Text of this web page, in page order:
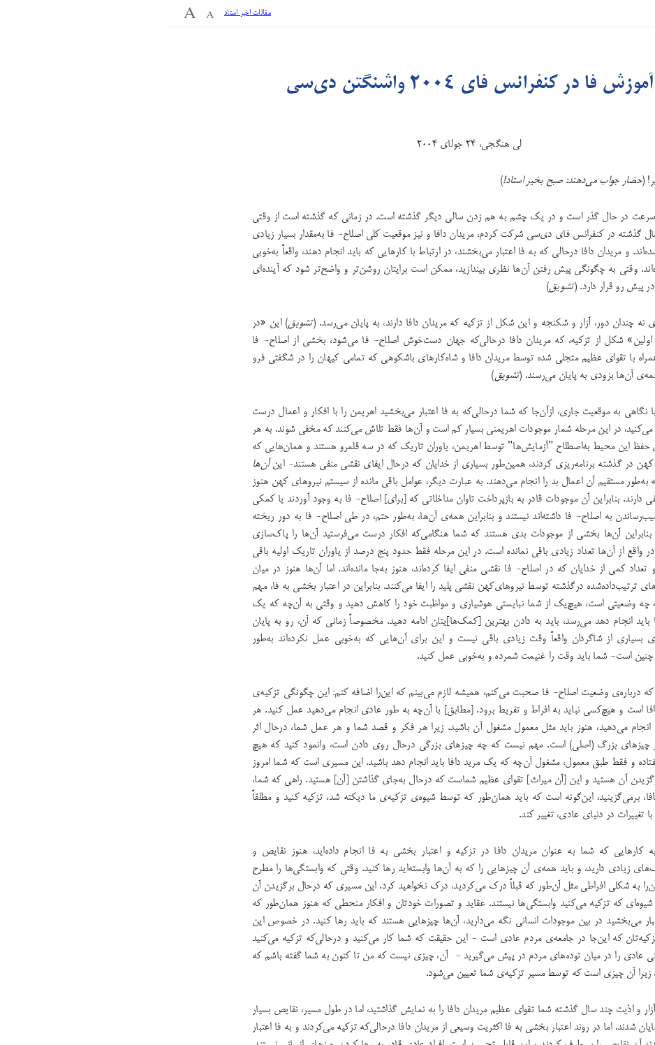
مقالات اخیر استاد
آموزش فا در کنفرانس فای ۲۰۰۴ واشنگتن دی‌سی
لی هنگجی، ۲۴ جولای ‏۲۰۰۴‏‏
(حضار جواب می‌دهند: صبح بخیر استاد!)
سرعت در حال گذر است و در یک چشم به هم زدن سالی ‌دیگر گذشته است. در زمانی که گذشته است از وقتی
گذشته در کنفرانس فای دی‌سی شرکت کردم، مریدان دافا و نیز موقعیت کلی اصلاح- فا به‌مقدار بسیار زیادی
و مریدان دافا درحالی که به فا اعتبار می‌بخشند، در ارتباط با کارهایی که باید انجام دهند، واقعاً به‌خوبی
وقتی به چگونگی پیش رفتن آن‌ها نظری بیندازید، ممکن است برایتان روشن‌تر و واضح‌تر شود که آینده‌‌ای
پیش رو قرار دارد. (تشویق)
نه چندان دور، آزار و شکنجه و این شکل از تزکیه که مریدان دافا دارند، به پایان می‌رسد. (تشویق) این «در
شکل از تزکیه، ‌که مریدان دافا درحالی‌که جهان دست‌خوش اصلاح- فا می‌شود، بخشی از اصلاح- فا
با تقوای عظیم متجلی شده توسط مریدان دافا و شاه‌کارهای باشکوهی که تمامی کیهان را در شگفتی فرو
آن‌ها بزودی به پایان می‌رسند. (تشویق)
با نگاهی به موقعیت جاری، ازآن‌جا که شما درحالی‌که به فا اعتبار می‌بخشید اهریمن را با افکار و اعمال درست
می‌کنید، در این مرحله شمار موجودات ‌اهریمنی بسیار کم است و آن‌ها فقط تلاش می‌کنند که مخفی شوند. به هر
حفظ این محیط به‌اصطلاح "آزمایش‌ها" توسط اهریمن، یاوران تاریک که در سه قلمرو هستند و همان‌هایی که
کهن در گذشته برنامه‌ریزی ‌کردند، همین‌طور بسیاری از خدایان که درحال ایفای نقشی منفی هستند- اینآن‌ها
به‌طور مستقیم آن اعمال بد را انجام می‌دهند. به عبارت دیگر، عوامل باقی مانده از سیستم نیروهای کهن هنوز
دارند. بنابراین آن موجودات قادر به بازپرداخت تاوان مداخلاتی که [برای] اصلاح- فا به وجود آوردند یا کمکی
به اصلاح- فا داشته‌اند نیستند و بنابراین همه‌ی آن‌ها، به‌طور حتم، در طی اصلاح- فا به دور ریخته
آن‌ها بخشی از موجودات ‌بدی ‌هستند که ‌شما هنگامی‌که افکار درست می‌فرستید آن‌ها را پاک‌سازی
واقع از آن‌ها تعداد زیادی باقی نمانده است. در این مرحله فقط حدود پنج درصد از یاوران تاریک اولیه باقی
و تعداد کمی از خدایان که در اصلاح- فا نقشی منفی ایفا کرده‌اند، هنوز به‌جا مانده‌اند. اما آن‌ها هنوز در میان
ترتیب‌داده‌شده درگذشته توسط نیروهای‌کهن نقشی پلید را ایفا می‌کنند. بنابراین در اعتبار بخشی به فا، مهم
چه وضعیتی است، هیچ‌یک از شما نبایستی هوشیاری و مواظبت خود را کاهش دهید و وقتی به آن‌چه که یک
باید انجام دهد می‌رسد، باید به دادن بهترین [کمک‌ها]یتان ادامه دهید. مخصوصاً زمانی که آن، رو به پایان
بسیاری از شاگردان واقعاً وقت زیادی باقی نیست و این برای آن‌هایی که به‌خوبی عمل نکرده‌اند به‌طور
است- شما باید وقت را غنیمت شمرده و به‌خوبی عمل کنید.
درباره‌ی وضعیت اصلاح- فا صحبت می‌کنم، همیشه لازم می‌بینم که این‌را اضافه کنم: این چگونگی تزکیه‌ی
است و هیچ‌کسی نباید به افراط و تفریط برود. [مطابق] با آن‌چه به طور عادی انجام می‌دهید عمل کنید. هر
می‌دهید، هنوز باید مثل معمول مشغول آن‌ باشید. زیرا هر فکر و قصد شما و هر عمل شما، درحال اثر
چیزهای بزرگ (اصلی) است. مهم نیست که چه چیزهای بزرگی درحال روی دادن است، وانمود کنید که هیچ‌
و فقط طبق معمول، مشغول آن‌چه که یک مرید دافا باید انجام دهد باشید. این مسیری است که شما امروز
آن هستید و این [آن میراث] تقوای عظیم شماست که درحال به‌جای گذاشتن [آن] هستید. راهی که شما،
برمی‌گزینید، این‌گونه است که باید همان‌طور که توسط شیوه‌ی تزکیه‌ی ما دیکته شد، تزکیه کنید و مطلقاً
با تغییرات در دنیای عادی، تغییر کند.
کارهایی که شما به عنوان مریدان دافا در تزکیه و اعتبار بخشی به فا انجام داده‌اید، هنوز نقایص و
زیادی دارید، و باید همه‌ی آن چیزهایی را که به آن‌ها وابسته‌اید رها کنید. وقتی که وابستگی‌ها را مطرح
به شکلی افراطی مثل آن‌طور که قبلاً درک می‌کردید، درک نخواهید کرد. این مسیری که درحال برگزیدن آن
که تزکیه می‌کنید وابستگی‌ها نیستند. عقاید و تصورات خودتان و افکار منحطی که هنوز همان‌طور که
می‌بخشید در بین موجودات انسانی نگه می‌دارید، آن‌ها چیزهایی هستند که باید رها کنید. در خصوص این
که این‌جا در جامعه‌ی مردم عادی است - این حقیقت که شما کار می‌کنید و درحالی‌که تزکیه می‌کنید
عادی را در میان توده‌‌های مردم در پیش می‌گیرید - آن، چیزی نیست که من تا کنون به شما گفته باشم که
زیرا آن چیزی است که توسط مسیر تزکیه‌ی شما تعیین می‌شود.
و اذیت چند سال گذشته شما تقوای عظیم مریدان دافا را به نمایش گذاشتید، اما در طول مسیر، نقایص بسیار
شدند. اما در روند اعتبار بخشی به فا اکثریت وسیعی از مریدان دافا درحالی‌که تزکیه می‌کردند و به فا اعتبار